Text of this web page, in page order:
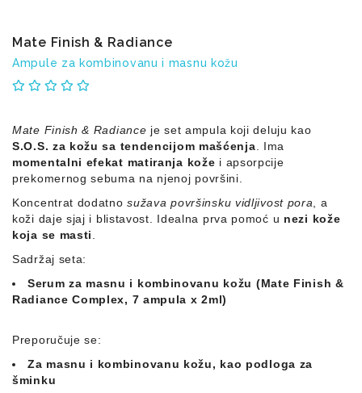
Mate Finish & Radiance
Ampule za kombinovanu i masnu kožu
Mate Finish & Radiance je set ampula koji deluju kao
S.O.S. za kožu sa tendencijom mašćenja . Ima
momentalni efekat matiranja kože i apsorpcije
prekomernog sebuma na njenoj površini.
Koncentrat dodatnosužava površinsku vidljivost pora , a
koži daje sjaj i blistavost. Idealna prva pomoć u nezi kože
koja se masti
Sadržaj seta:
Serum za masnu i kombinovanu kožu (Mate Finish &
Radiance Complex, 7 ampula x 2ml)
Preporučuje se:
Za masnu i kombinovanu kožu, kao podloga za
šminku